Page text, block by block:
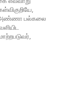
அண்ணா பல்கலை